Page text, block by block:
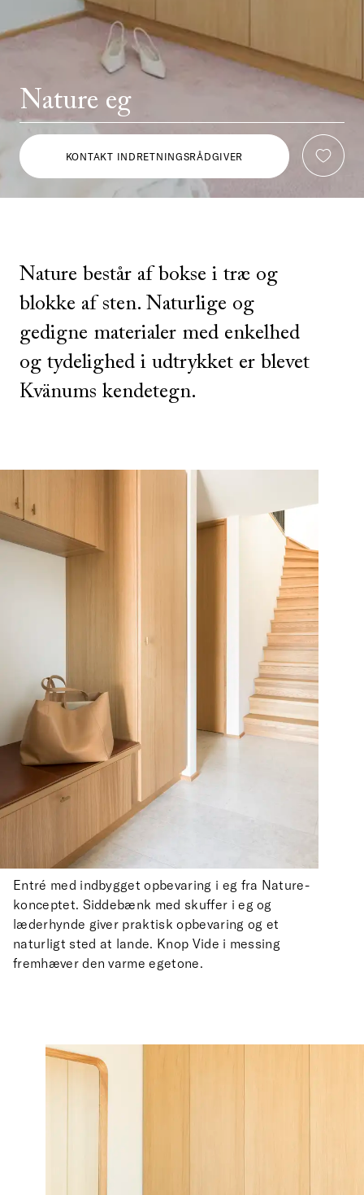
Nature eg
KONTAKT INDRETNINGSRÅDGIVER
Nature består af bokse i træ og
blokke af sten. Naturlige og
gedigne materialer med enkelhed
og tydelighed i udtrykket er blevet
Kvänums kendetegn.
Entré med indbygget opbevaring i eg fra Nature-
konceptet. Siddebænk med skuffer i eg og
læderhynde giver praktisk opbevaring og et
naturligt sted at lande. Knop Vide i messing
fremhæver den varme egetone.